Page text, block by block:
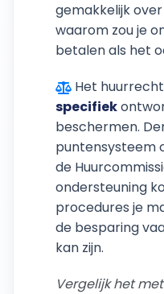
gemakkelijk
waarom zou je
betalen als het
Het
specifiek
beschermen.
puntensysteem
de
ondersteuning
procedures je
de besparing
kan zijn.
Vergelijk het